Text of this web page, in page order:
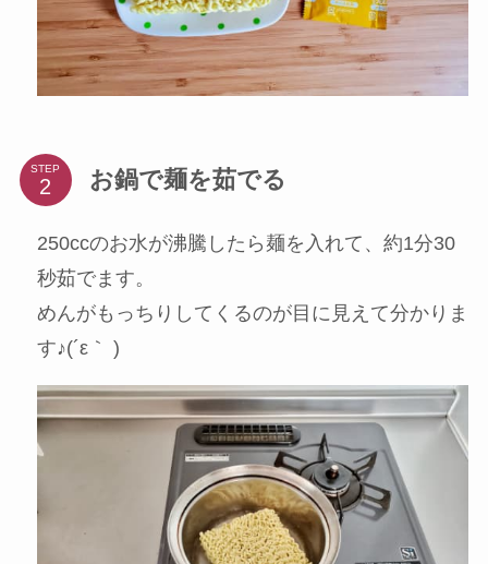
STEP お鍋で麺を茹でる
250ccのお水が沸騰したら麺を入れて、約1分30
秒茹でます。
めんがもっちりしてくるのが目に見えて分かりま
す♪(´ε｀ )